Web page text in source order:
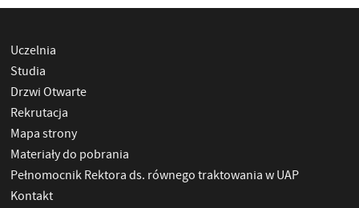
Uczelnia
Studia
Drzwi Otwarte
Rekrutacja
Mapa strony
Materiały do pobrania
Pełnomocnik Rektora ds. równego traktowania w UAP
Kontakt